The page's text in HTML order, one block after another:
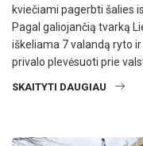
kviečiami pagerbti šalies
Pagal galiojančią tvarką
iškeliama 7 valandą ryto
privalo plevėsuoti prie
SKAITYTI DAUGIAU